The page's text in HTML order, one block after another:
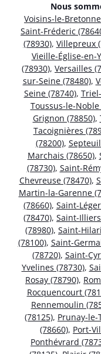
Nous
Voisins-le-
Saint-Fréderic
(78930), Villepreux
Vieille-Église-en-
(78930), Versailles
sur-Seine (78480),
Seine (78740),
Toussus-le-Noble
Grignon (78850),
Tacoignières
(78200),
Marchais (78650),
(78730), Saint-
Chevreuse (78470),
Martin-la-Garenne
(78660), Saint-
(78470), Saint-
(78980), Saint-
(78100), Saint-
(78720), Saint-
Yvelines (78730),
Rosay (78790),
Rocquencourt
Rennemoulin
(78125), Prunay-le-
(78660), Port-
Ponthévrard